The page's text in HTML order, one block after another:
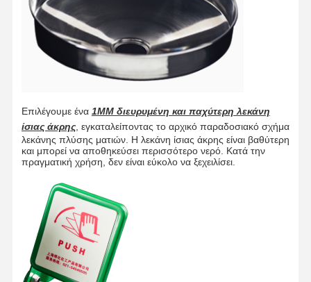
Κλειστό σταθμό πλύσης ματιών
Ηλεκτρικό πλύσιμο ματιών
Ανθεκτικό στη κατάψυξη πλύσιμο ματιών
Προσαρμοσμένο πλύσιμο ματιών
Αντικατασκευαστικά εξαρτήματα πλύσης ματιών
Επιλέγουμε ένα 1MM διευρυμένη και παχύτερη λεκάνη
ίσιας άκρης, εγκαταλείποντας το αρχικό παραδοσιακό σχήμα
λεκάνης πλύσης ματιών. Η λεκάνη ίσιας άκρης είναι βαθύτερη
και μπορεί να αποθηκεύσει περισσότερο νερό. Κατά την
πραγματική χρήση, δεν είναι εύκολο να ξεχειλίσει.